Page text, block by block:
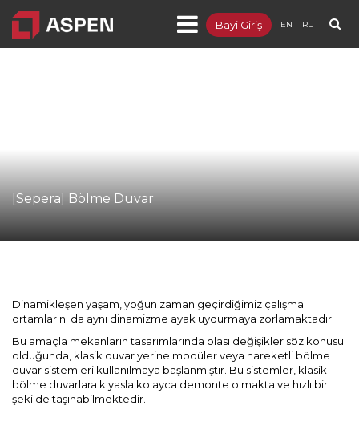
EN RU
Bayi Giriş
- [Targa] Yükseltilmiş Döşeme
Projeler
Kurumsal
Blog
[Sepera] Bölme Duvar
Dinamikleşen yaşam, yoğun zaman geçirdiğimiz çalışma
ortamlarını da aynı dinamizme ayak uydurmaya zorlamaktadır.
Bu amaçla mekanların tasarımlarında olası değişikler söz konusu
olduğunda, klasik duvar yerine modüler veya hareketli bölme
duvar sistemleri kullanılmaya başlanmıştır. Bu sistemler, klasik
bölme duvarlara kıyasla kolayca demonte olmakta ve hızlı bir
şekilde taşınabilmektedir.